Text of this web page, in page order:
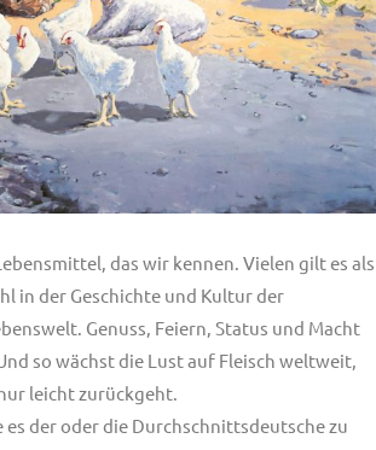
das wir kennen. Vielen gilt es als
in der Geschichte und Kultur der
Genuss, Feiern, Status und Macht
so wächst die Lust auf Fleisch weltweit,
leicht zurückgeht.
der oder die Durchschnittsdeutsche zu